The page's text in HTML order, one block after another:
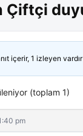
Çiftçi
içerir, 1 izleyen
(toplam 1)
pm